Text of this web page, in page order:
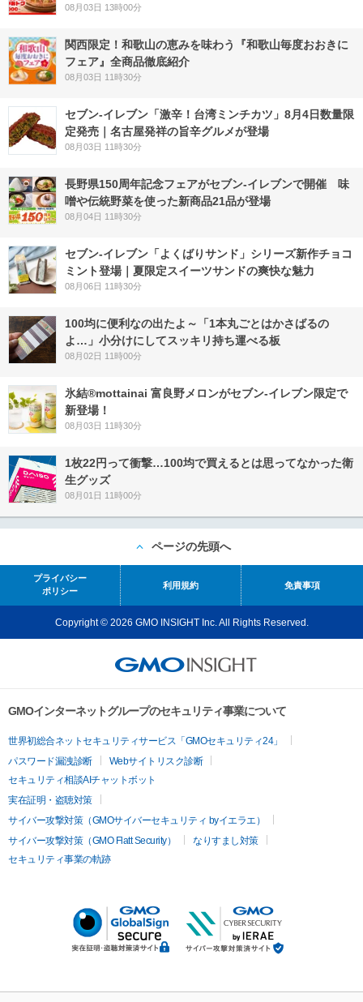
08月03日 13時00分
関西限定！和歌山の恵みを味わう『和歌山毎度おおきに
フェア』全商品徹底紹介
08月03日 11時30分
セブン-イレブン「激辛！台湾ミンチカツ」8月4日数量限
定発売｜名古屋発祥の旨辛グルメが登場
08月03日 11時30分
長野県150周年記念フェアがセブン-イレブンで開催 味
噌や伝統野菜を使った新商品21品が登場
08月04日 11時30分
セブン‐イレブン「よくばりサンド」シリーズ新作チョコ
ミント登場｜夏限定スイーツサンドの爽快な魅力
08月06日 11時30分
100均に便利なの出たよ～「1本丸ごとはかさばるの
よ…」小分けにしてスッキリ持ち運べる板
08月02日 11時00分
氷結®mottainai 富良野メロンがセブン‐イレブン限定で
新登場！
08月03日 11時30分
1枚22円って衝撃…100均で買えるとは思ってなかった衛
生グッズ
08月01日 11時00分
ページの先頭へ
プライバシー
ポリシー
利用規約 免責事項
Copyright © 2026 GMO INSIGHT Inc. All Rights Reserved.
GMOインターネットグループのセキュリティ事業について
世界初総合ネットセキュリティサービス「GMOセキュリティ24」
パスワード漏洩診断
Webサイトリスク診断
セキュリティ相談AIチャットボット
実在証明・盗聴対策
サイバー攻撃対策（GMOサイバーセキュリティ byイエラエ）
サイバー攻撃対策（GMO Flatt Security）
なりすまし対策
セキュリティ事業の軌跡